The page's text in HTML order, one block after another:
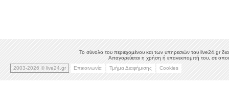
Το σύνολο του περιεχομένου και των υπηρεσιών του live24.gr
Απαγορεύεται η χρήση ή επανεκπομπή του, σε
2003-2026 © live24.gr
Επικοινωνία Τμήμα Διαφήμισης Cookies